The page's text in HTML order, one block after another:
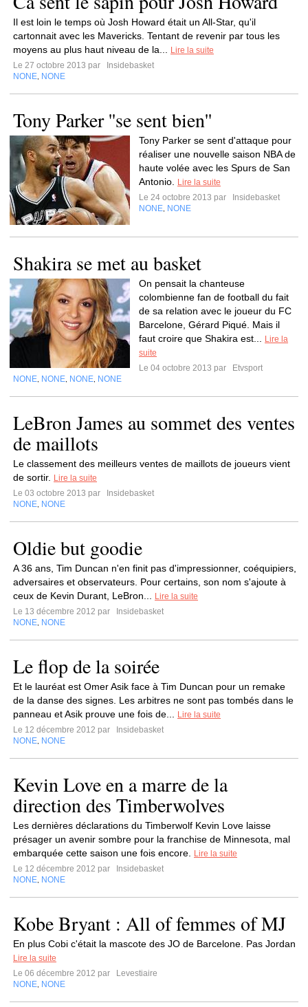
Il est loin le temps où Josh Howard était un All-Star, qu'il
cartonnait avec les Mavericks. Tentant de revenir par tous les
moyens au plus haut niveau de la...
Lire la suite
Le 27 octobre 2013 par
Insidebasket
NONE NONE
Tony Parker ''se sent bien''
Tony Parker se sent d'attaque pour
réaliser une nouvelle saison NBA de
haute volée avec les Spurs de San
Antonio.
Lire la suite
Le 24 octobre 2013 par
Insidebasket
NONE NONE
Shakira se met au basket
On pensait la chanteuse
colombienne fan de football du fait
de sa relation avec le joueur du FC
Barcelone, Gérard Piqué. Mais il
faut croire que Shakira est...
Lire la
suite
Le 04 octobre 2013 par
Etvsport
NONE NONE NONE NONE
LeBron James au sommet des ventes
de maillots
Le classement des meilleurs ventes de maillots de joueurs vient
de sortir.
Lire la suite
Le 03 octobre 2013 par
Insidebasket
NONE NONE
Oldie but goodie
A 36 ans, Tim Duncan n'en finit pas d'impressionner, coéquipiers,
adversaires et observateurs. Pour certains, son nom s'ajoute à
ceux de Kevin Durant, LeBron...
Lire la suite
Le 13 décembre 2012 par
Insidebasket
NONE NONE
Le flop de la soirée
Et le lauréat est Omer Asik face à Tim Duncan pour un remake
de la danse des signes. Les arbitres ne sont pas tombés dans le
panneau et Asik prouve une fois de...
Lire la suite
Le 12 décembre 2012 par
Insidebasket
NONE NONE
Kevin Love en a marre de la
direction des Timberwolves
Les dernières déclarations du Timberwolf Kevin Love laisse
présager un avenir sombre pour la franchise de Minnesota, mal
embarquée cette saison une fois encore.
Lire la suite
Le 12 décembre 2012 par
Insidebasket
NONE NONE
Kobe Bryant : All of femmes of MJ
En plus Cobi c'était la mascote des JO de Barcelone. Pas Jordan
Lire la suite
Le 06 décembre 2012 par
Levestiaire
NONE NONE